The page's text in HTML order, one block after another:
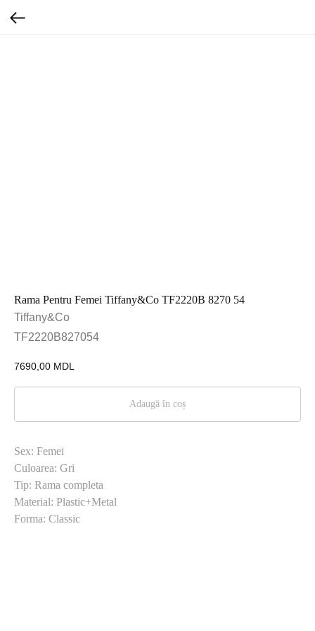
Rama Pentru Femei Tiffany&Co TF2220B 8270 54
Tiffany&Co
TF2220B827054
7690,00 MDL
Adaugă în coș
Sex: Femei
Culoarea: Gri
Tip: Rama completa
Material: Plastic+Metal
Forma: Classic